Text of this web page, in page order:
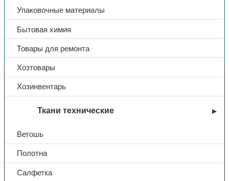
Упаковочные материалы
Бытовая химия
Товары для ремонта
Хозтовары
Хозинвентарь
Ткани технические
Ветошь
Полотна
Салфетка
Вы недавно смотрели
Контакты
+7 (831) 214-01-31
101@adk52.ru